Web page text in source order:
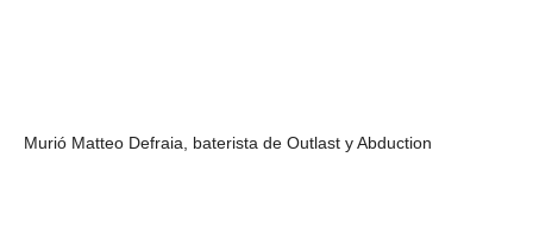
Murió Matteo Defraia, baterista de Outlast y Abduction